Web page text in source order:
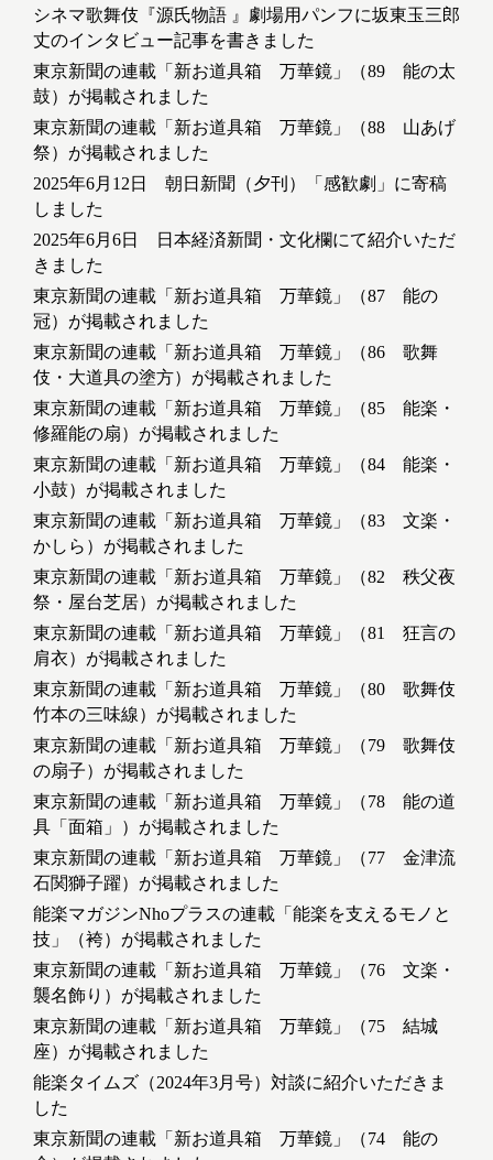
シネマ歌舞伎『源氏物語 』劇場用パンフに坂東玉三郎
丈のインタビュー記事を書きました
東京新聞の連載「新お道具箱 万華鏡」（89 能の太
鼓）が掲載されました
東京新聞の連載「新お道具箱 万華鏡」（88 山あげ
祭）が掲載されました
2025年6月12日 朝日新聞（夕刊）「感歓劇」に寄稿
しました
2025年6月6日 日本経済新聞・文化欄にて紹介いただ
きました
東京新聞の連載「新お道具箱 万華鏡」（87 能の
冠）が掲載されました
東京新聞の連載「新お道具箱 万華鏡」（86 歌舞
伎・大道具の塗方）が掲載されました
東京新聞の連載「新お道具箱 万華鏡」（85 能楽・
修羅能の扇）が掲載されました
東京新聞の連載「新お道具箱 万華鏡」（84 能楽・
小鼓）が掲載されました
東京新聞の連載「新お道具箱 万華鏡」（83 文楽・
かしら）が掲載されました
東京新聞の連載「新お道具箱 万華鏡」（82 秩父夜
祭・屋台芝居）が掲載されました
東京新聞の連載「新お道具箱 万華鏡」（81 狂言の
肩衣）が掲載されました
東京新聞の連載「新お道具箱 万華鏡」（80 歌舞伎
竹本の三味線）が掲載されました
東京新聞の連載「新お道具箱 万華鏡」（79 歌舞伎
の扇子）が掲載されました
東京新聞の連載「新お道具箱 万華鏡」（78 能の道
具「面箱」）が掲載されました
東京新聞の連載「新お道具箱 万華鏡」（77 金津流
石関獅子躍）が掲載されました
能楽マガジンNhoプラスの連載「能楽を支えるモノと
技」（袴）が掲載されました
東京新聞の連載「新お道具箱 万華鏡」（76 文楽・
襲名飾り）が掲載されました
東京新聞の連載「新お道具箱 万華鏡」（75 結城
座）が掲載されました
能楽タイムズ（2024年3月号）対談に紹介いただきま
した
東京新聞の連載「新お道具箱 万華鏡」（74 能の